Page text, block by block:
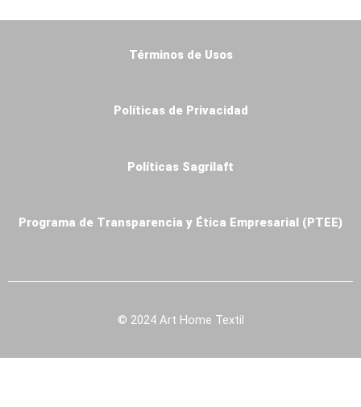
Términos de Usos
Políticas de Privacidad
Políticas Sagrilaft
Programa de Transparencia y Ética Empresarial (PTEE)
© 2024 Art Home Textil